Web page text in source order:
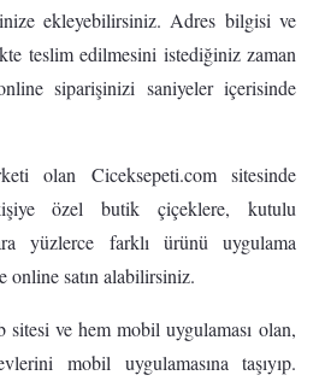
ekleyebilirsiniz. Adres bilgisi ve
teslim edilmesini istediğiniz zaman
siparişinizi saniyeler içerisinde
olan Ciceksepeti.com sitesinde
özel butik çiçeklere, kutulu
yüzlerce farklı ürünü uygulama
online satın alabilirsiniz.
ve hem mobil uygulaması olan,
mobil uygulamasına taşıyıp.